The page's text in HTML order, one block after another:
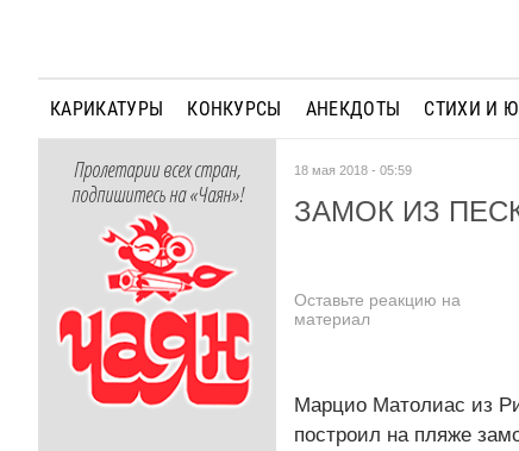
КАРИКАТУРЫ КОНКУРСЫ АНЕКДОТЫ СТИХИ И
Пролетарии всех стран,
подпишитесь на «Чаян»!
18 мая 2018 - 05:59
ЗАМОК ИЗ
Оставьте реакцию на
материал
Марцио Матолиас из
построил на пляже